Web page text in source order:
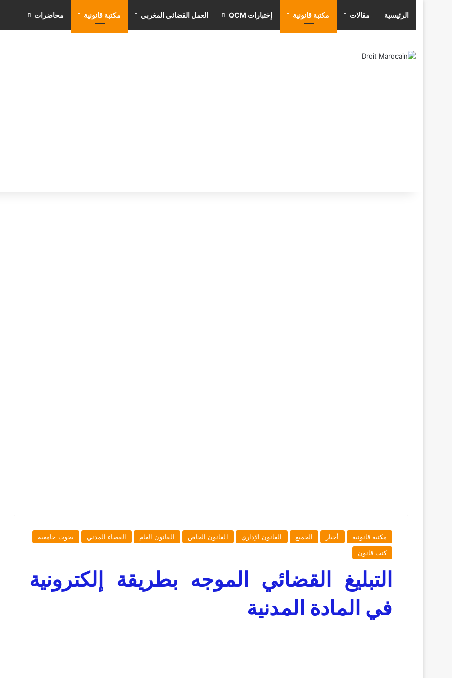
الرئيسية مقالات مكتبة قانونية إختبارات QCM العمل القضائي المغربي مكتبة قانونية محاضرات
مكتبة قانونية أخبار الجميع القانون الإداري القانون الخاص القانون العام القضاء المدني
بحوث جامعية
كتب قانون
التبليغ القضائي الموجه بطريقة إلكترونية
في المادة المدنية